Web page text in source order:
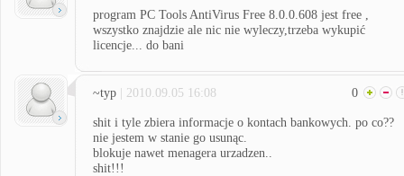
program PC Tools AntiVirus Free 8.0.0.608 jest free ,
wszystko znajdzie ale nic nie wyleczy,trzeba wykupić
licencje... do bani
~typ | 2010.09.05 16:08 0
shit i tyle zbiera informacje o kontach bankowych. po co??
nie jestem w stanie go usunąc.
blokuje nawet menagera urzadzen..
shit!!!